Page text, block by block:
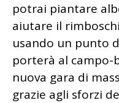
potrai piantare
aiutare il
usando un punto
porterà al campo-
nuova gara di
grazie agli sforzi